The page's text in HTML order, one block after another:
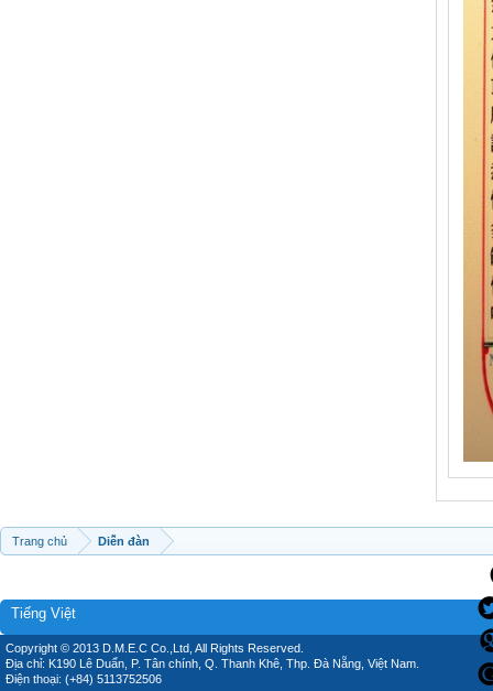
Trang chủ Diễn đàn
Tiếng Việt
Copyright © 2013 D.M.E.C Co.,Ltd, All Rights Reserved.
Địa chỉ: K190 Lê Duẩn, P. Tân chính, Q. Thanh Khê, Thp. Đà Nẵng, Việt Nam.
Điện thoại: (+84) 5113752506